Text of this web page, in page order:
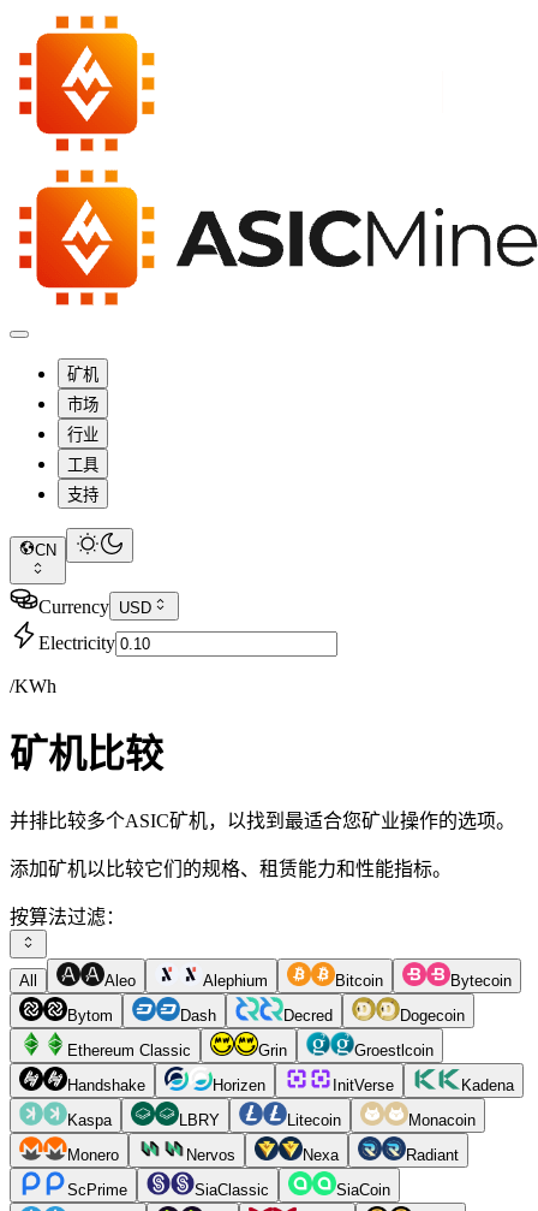
矿机
市场
行业
工具
支持
CN
Currency USD
Electricity
/KWh
矿机比较
并排比较多个ASIC矿机，以找到最适合您矿业操作的选项。
添加矿机以比较它们的规格、租赁能力和性能指标。
按算法过滤：
All Aleo Alephium Bitcoin
Bytecoin
Bytom
Dash Decred
Dogecoin
Ethereum Classic
Grin
Groestlcoin
Handshake
Horizen InitVerse
Kadena
Kaspa
LBRY Litecoin
Monacoin
Monero
Nervos Nexa
Radiant
ScPrime
SiaClassic
SiaCoin